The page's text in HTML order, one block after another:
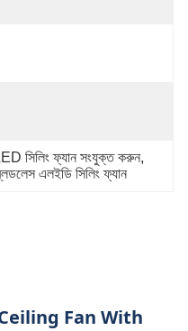
সিলিং ফ্যান সংযুক্ত করুন,
এলইডি সিলিং ফ্যান
Fan With